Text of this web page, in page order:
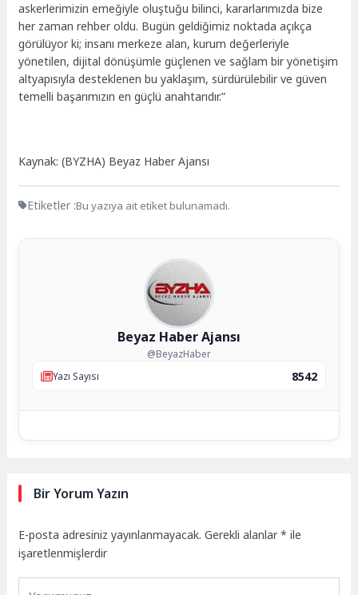
askerlerimizin emeğiyle oluştuğu bilinci, kararlarımızda bize
her zaman rehber oldu. Bugün geldiğimiz noktada açıkça
görülüyor ki; insanı merkeze alan, kurum değerleriyle
yönetilen, dijital dönüşümle güçlenen ve sağlam bir yönetişim
altyapısıyla desteklenen bu yaklaşım, sürdürülebilir ve güven
temelli başarımızın en güçlü anahtarıdır.”
Kaynak: (BYZHA) Beyaz Haber Ajansı
Etiketler :Bu yazıya ait etiket bulunamadı.
Beyaz Haber Ajansı
@BeyazHaber
Yazı Sayısı
8542
Bir Yorum Yazın
E-posta adresiniz yayınlanmayacak. Gerekli alanlar* ile
işaretlenmişlerdir